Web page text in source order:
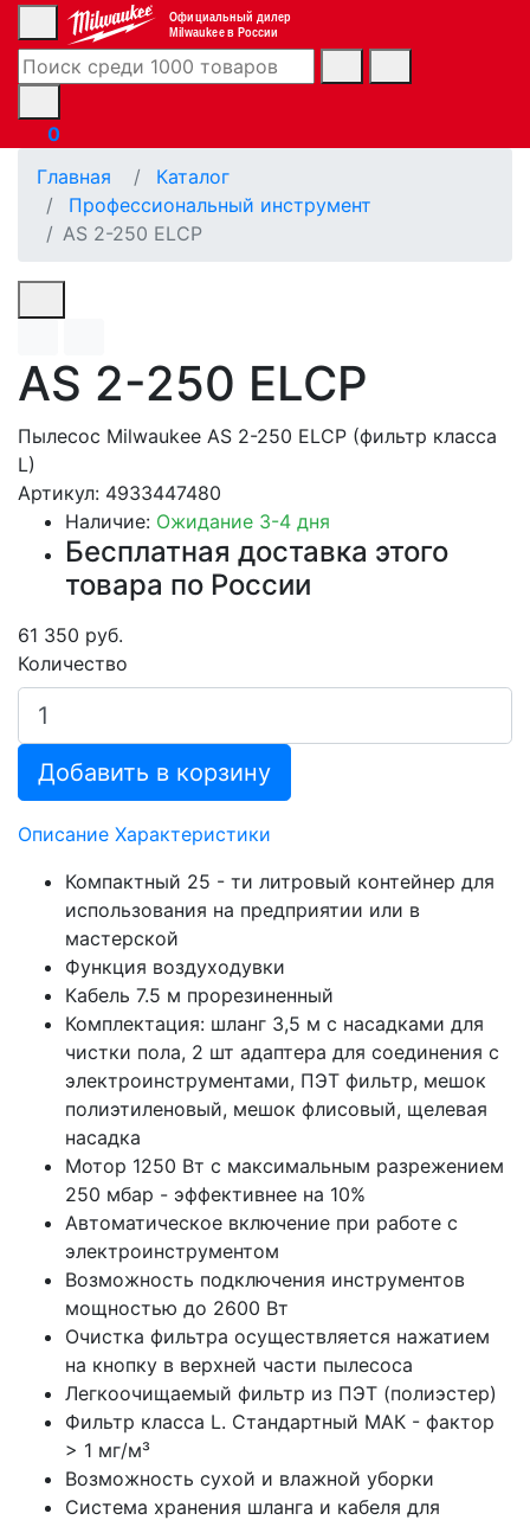
Официальный дилер
Milwaukee в России
0
Главная
Каталог
Профессиональный инструмент
AS 2-250 ELCP
AS 2-250 ELCP
Пылесос Milwaukee AS 2-250 ELCP (фильтр класса
L)
Артикул: 4933447480
Наличие: Ожидание 3-4 дня
Бесплатная доставка этого
товара по России
61 350 руб.
Количество
Добавить в корзину
Описание Характеристики
Компактный 25 - ти литровый контейнер для
использования на предприятии или в
мастерской
Функция воздуходувки
Кабель 7.5 м прорезиненный
Комплектация: шланг 3,5 м с насадками для
чистки пола, 2 шт адаптера для соединения с
электроинструментами, ПЭТ фильтр, мешок
полиэтиленовый, мешок флисовый, щелевая
насадка
Мотор 1250 Вт с максимальным разрежением
250 мбар - эффективнее на 10%
Автоматическое включение при работе с
электроинструментом
Возможность подключения инструментов
мощностью до 2600 Вт
Очистка фильтра осуществляется нажатием
на кнопку в верхней части пылесоса
Легкоочищаемый фильтр из ПЭТ (полиэстер)
Фильтр класса L. Стандартный МАК - фактор
> 1 мг/м³
Возможность сухой и влажной уборки
Система хранения шланга и кабеля для